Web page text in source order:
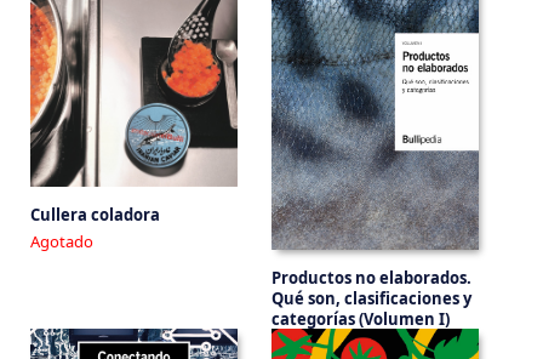
Cullera coladora
Agotado
Productos no elaborados.
Qué son, clasificaciones y
categorías (Volumen I)
60.00 €